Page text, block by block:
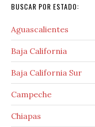
BUSCAR POR ESTADO:
Aguascalientes
Baja California
Baja California Sur
Campeche
Chiapas